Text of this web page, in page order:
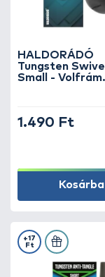
HALDORÁDÓ
Tungsten
Small - Volfrám
1.490 Ft
Kosárba
+17
Ft